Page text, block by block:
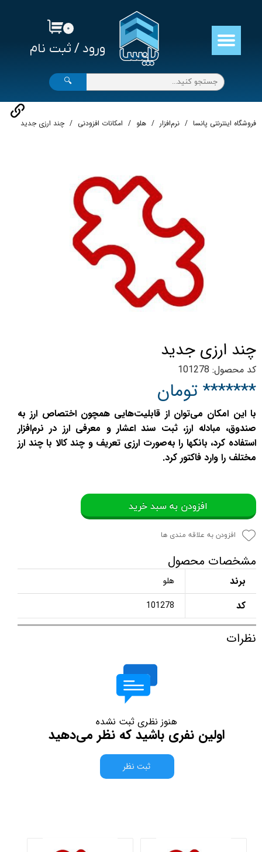
ورود / ثبت نام
حساب کاربری من
تغییر گذر واژه
سفارشات
خروج از حساب کاربری
۰
🔍
فروشگاه اینترنتی پانسا نرم‌افزار هلو امکانات افزودنی چند ارزی جدید
چند ارزی جدید
کد محصول: 101278
******* تومان
با این امکان می‌توان از قابلیت‌هایی همچون اختصاص ارز به
صندوق، مبادله ارز، ثبت سند اعشار و معرفی ارز در نرم‌افزار
استفاده کرد، بانکها را به‌صورت ارزی تعریف و چند کالا با چند ارز
مختلف را وارد فاکتور کرد.
افزودن به سبد خرید
افزودن به علاقه مندی ها
مشخصات محصول
برند هلو
کد 101278
نظرات
هنوز نظری ثبت نشده
اولین نفری باشید که نظر می‌دهید
ثبت نظر